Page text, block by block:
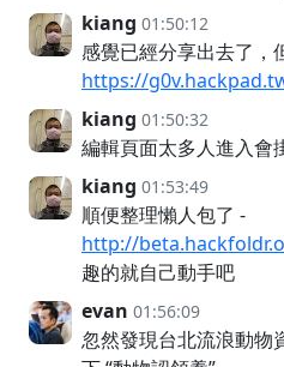
kiang 01:50:12
感覺已經分享出去了，
https://
kiang 01:50:32
編輯頁面太多人進入會
kiang 01:53:49
順便整理懶人包了 -
http://
趣的就自己動手吧
evan 01:56:09
忽然發現台北流浪動物